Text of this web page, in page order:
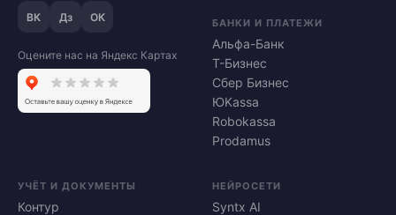
ВК Дз ОК
Оцените нас на Яндекс Картах
БАНКИ И ПЛАТЕЖИ
Альфа-Банк
Т-Бизнес
Сбер Бизнес
ЮKassa
Robokassa
Prodamus
УЧЁТ И ДОКУМЕНТЫ
Контур
НЕЙРОСЕТИ
Syntx AI